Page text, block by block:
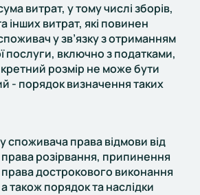
витрат, у тому числі зборів,
інших витрат, які повинен
у зв’язку з отриманням
послуги, включно з податками,
розмір не може бути
- порядок визначення таких
споживача права відмови від
розірвання, припинення
дострокового виконання
також порядок та наслідки